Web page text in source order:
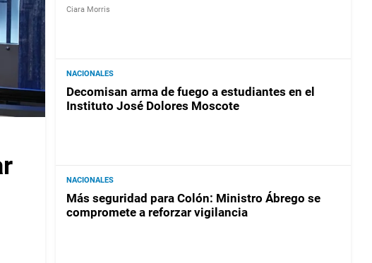
Ciara Morris
NACIONALES
Decomisan arma de fuego a estudiantes en el
Instituto José Dolores Moscote
NACIONALES
Más seguridad para Colón: Ministro Ábrego se
compromete a reforzar vigilancia